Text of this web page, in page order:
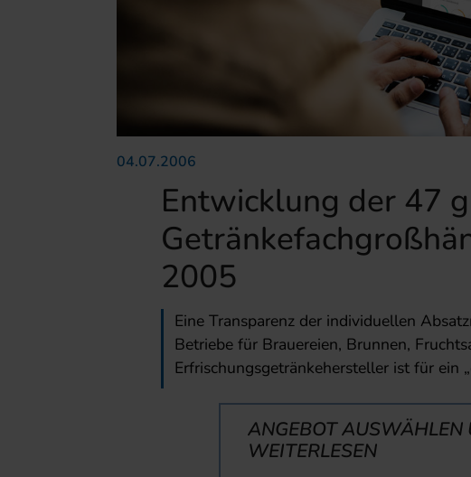
04.07.2006
Entwicklung der 47
2005
Eine Transparenz der individuellen
Betriebe für Brauereien, Brunnen,
Erfrischungsgetränkehersteller ist für ein
ANGEBOT AUSWÄHLEN
WEITERLESEN